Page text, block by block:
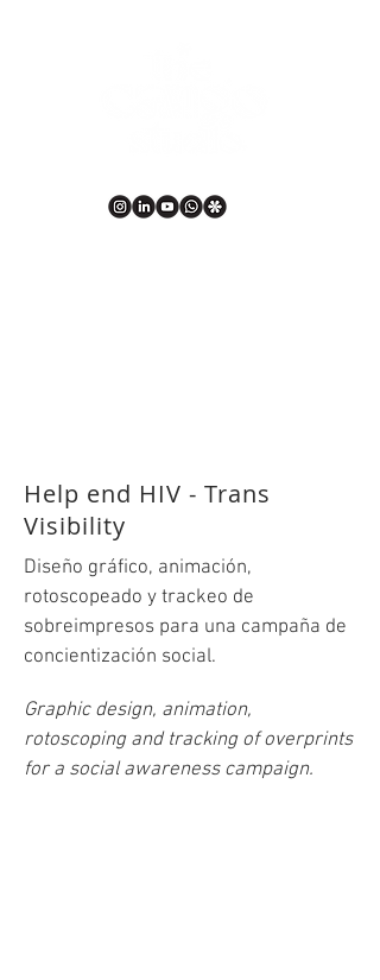
Help end HIV - Trans
Visibility
Diseño gráfico, animación,
rotoscopeado y trackeo de
sobreimpresos para una campaña de
concientización social.
Graphic design, animation,
rotoscoping and tracking of overprints
for a social awareness campaign.